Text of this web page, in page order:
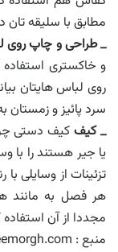
مطابق با سلیقه
_ طراحی و چاپ روی
و خاکستری
روی لباس هایتان
سرد پائیز و زمستان
_ کیفکیف دستی
یا جیر هستند را با
تزئینات از وسایلی
هر فصل به مانند
مجددا از آن استفاده
منبع : seemorgh.com